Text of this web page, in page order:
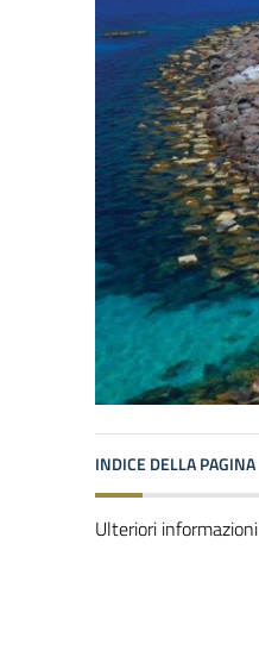
INDICE DELLA PAGINA
Ulteriori informazioni